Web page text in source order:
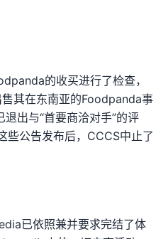
的收买进行了检查，
其在东南亚的Foodpanda事
出与“首要商洽对手”的评
些公告发布后，CCCS中止了
已依照兼并要求完结了体